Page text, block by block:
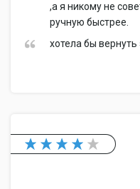
,а я никому не
ручную быстрее.
хотела бы вернуть